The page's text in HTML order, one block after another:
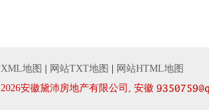
地图 网站TXT地图
网站HTML地图
安徽黛沛房地产有限公司, 安徽